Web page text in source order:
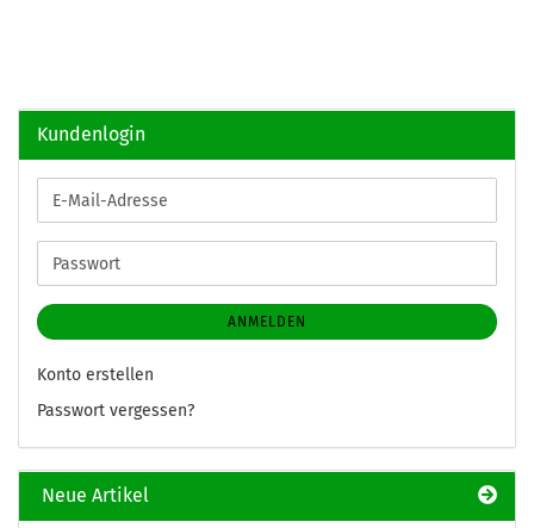
Kundenlogin
E-
Mail-
Adresse
Passwort
ANMELDEN
Konto erstellen
Passwort vergessen?
Neue Artikel